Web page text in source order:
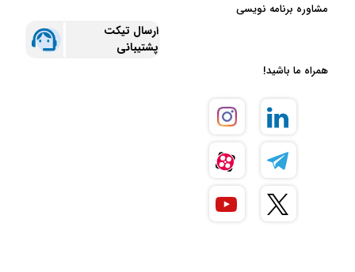
مشاوره برنامه نویسی
ارسال تیکت
پشتیبانی
همراه ما باشید!